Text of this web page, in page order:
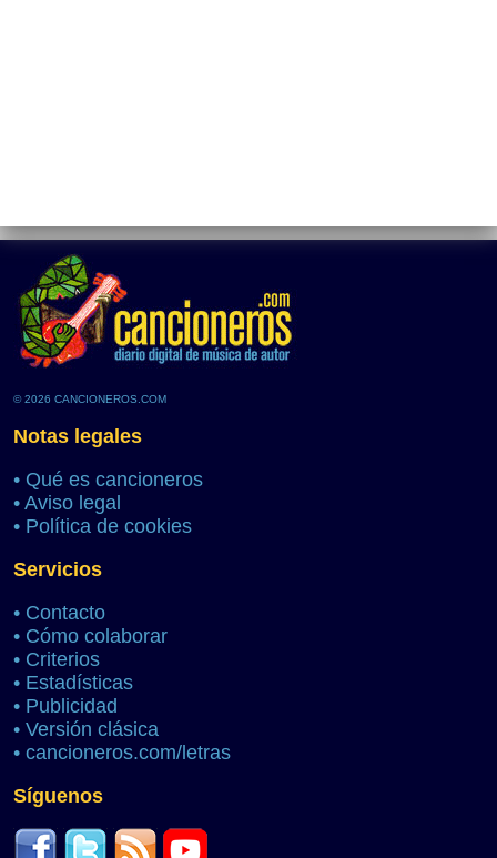
© 2026 CANCIONEROS.COM
Notas legales
• Qué es cancioneros
• Aviso legal
• Política de cookies
Servicios
• Contacto
• Cómo colaborar
• Criterios
• Estadísticas
• Publicidad
• Versión clásica
• cancioneros.com/letras
Síguenos